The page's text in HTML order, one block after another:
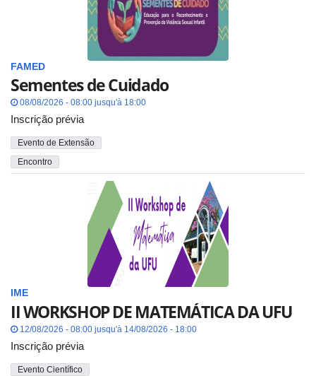
FAMED
Sementes de Cuidado
08/08/2026 - 08:00 jusqu'à 18:00
Inscrição prévia
Evento de Extensão
Encontro
IME
II WORKSHOP DE MATEMÁTICA DA UFU
12/08/2026 - 08:00 jusqu'à 14/08/2026 - 18:00
Inscrição prévia
Evento Científico